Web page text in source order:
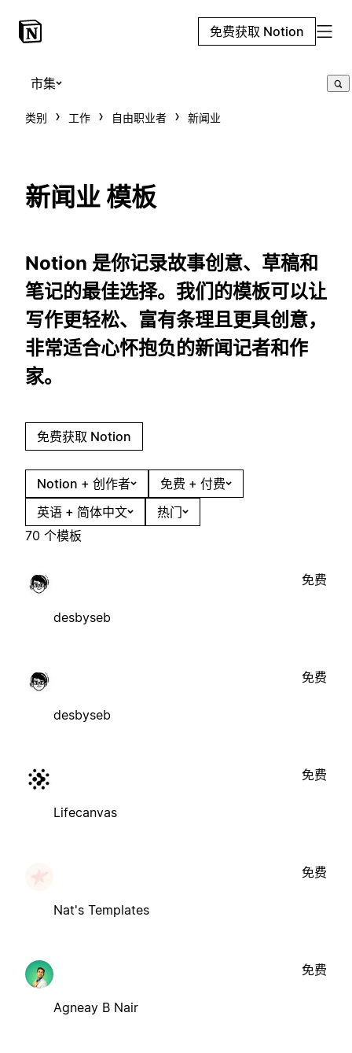
免费获取 Notion
市集
类别 工作 自由职业者 新闻业
新闻业 模板
Notion 是你记录故事创意、草稿和
笔记的最佳选择。我们的模板可以让
写作更轻松、富有条理且更具创意，
非常适合心怀抱负的新闻记者和作
家。
免费获取 Notion
Notion + 创作者
免费 + 付费
英语 + 简体中文
热门
70 个模板
desbyseb
免费
desbyseb
免费
Lifecanvas
免费
Nat's Templates
免费
Agneay B Nair
免费